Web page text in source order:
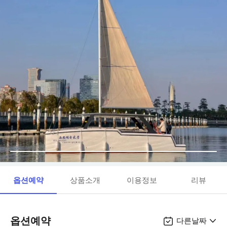
옵션예약 상품소개 이용정보 리뷰
옵션예약 다른날짜